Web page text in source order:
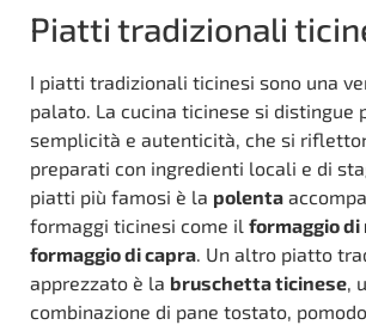
Piatti tradizionali
I piatti tradizionali ticinesi sono una
palato. La cucina ticinese si distingue
semplicità e autenticità, che si
preparati con ingredienti locali e di
piatti più famosi è la polenta
formaggi ticinesi come il formaggio di
formaggio di capra. Un altro piatto
apprezzato è la bruschetta ticinese,
combinazione di pane tostato,